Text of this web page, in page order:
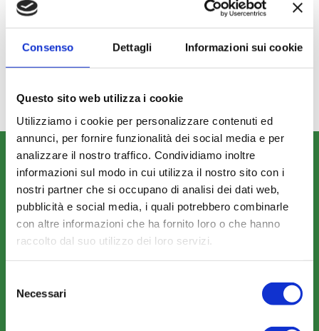
Consenso Dettagli Informazioni sui cookie
Questo sito web utilizza i cookie
Utilizziamo i cookie per personalizzare contenuti ed
annunci, per fornire funzionalità dei social media e per
analizzare il nostro traffico. Condividiamo inoltre
informazioni sul modo in cui utilizza il nostro sito con i
nostri partner che si occupano di analisi dei dati web,
pubblicità e social media, i quali potrebbero combinarle
con altre informazioni che ha fornito loro o che hanno
raccolto dal suo utilizzo dei loro servizi.
delNecessari
15 luglio 2025
aggiudicazione
comprensivo
1.790,00 €
CHI SIAMO
Fondo FonARCom
Le Parti Sociali
La Mission